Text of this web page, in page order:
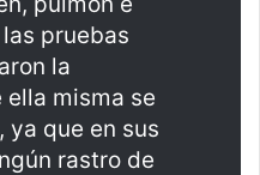
pruebas
la
misma se
ya que en sus
rastro de